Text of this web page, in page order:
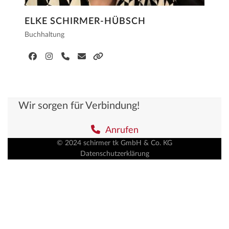
ELKE SCHIRMER-HÜBSCH
Buchhaltung
Facebook
Instagram
Telefon
E-
Webseite
Wir sorgen für Verbindung!
Anrufen
© 2024 schirmer tk GmbH & Co. KG
Datenschutzerklärung